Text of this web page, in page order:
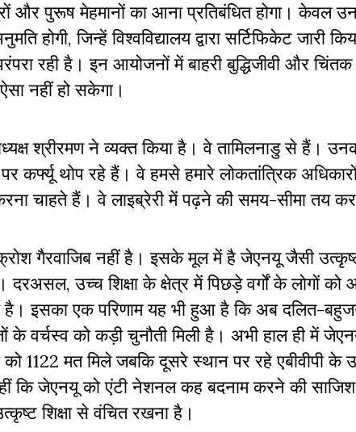
और पुरूष मेहमानों का आना प्रतिबंधित होगा। केवल
होगी, जिन्हें विश्वविद्यालय द्वारा सर्टिफिकेट जारी
रही है। इन आयोजनों में बाहरी बुद्धिजीवी और
नहीं हो सकेगा।
श्रीरमण ने व्यक्त किया है। वे तामिलनाडु से हैं।
कर्फ्यू थोप रहे हैं। वे हमसे हमारे लोकतांत्रिक
करना चाहते हैं। वे लाइब्रेरी में पढ़ने की समय-सीमा तय
गैरवाजिब नहीं है। इसके मूल में है जेएनयू जैसी
दरअसल, उच्च शिक्षा के क्षेत्र में पिछड़े वर्गों के लोगों
है। इसका एक परिणाम यह भी हुआ है कि अब दलित-
के वर्चस्व को कड़ी चुनौती मिली है। अभी हाल ही में
1122 मत मिले जबकि दूसरे स्थान पर रहे एबीवीपी के
कि जेएनयू को एंटी नेशनल कह बदनाम करने की
शिक्षा से वंचित रखना है।